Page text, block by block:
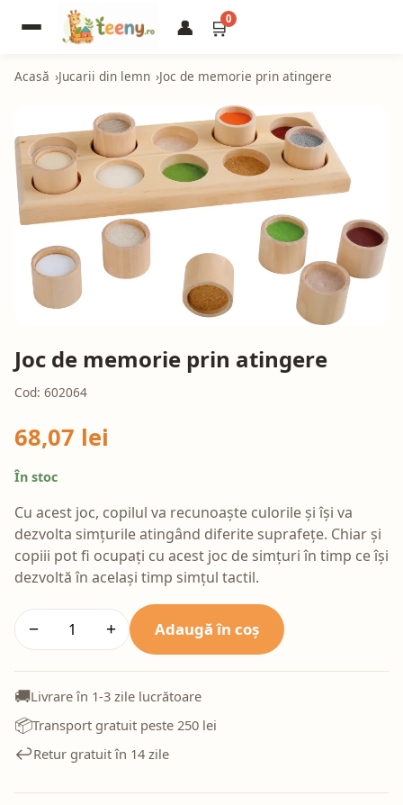
👤 🛒0
Acasă Jucarii din lemn Joc de memorie prin atingere
Joc de memorie prin atingere
Cod: 602064
68,07 lei
În stoc
Cu acest joc, copilul va recunoaște culorile și își va
dezvolta simțurile atingând diferite suprafețe. Chiar și
copiii pot fi ocupați cu acest joc de simțuri în timp ce își
dezvoltă în același timp simțul tactil.
− + Adaugă în coș
🚚Livrare în 1-3 zile lucrătoare
📦Transport gratuit peste 250 lei
↩️Retur gratuit în 14 zile